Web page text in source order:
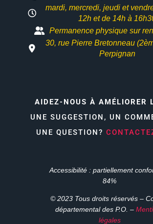
mardi, mercredi, jeudi et
12h etde 14h à
Permanence physique sur
30, rue Pierre Bretonneau
Perpignan
AIDEZ-NOUS À AMÉLIORER
UNE SUGGESTION, UN
UNE QUESTION?
Accessibilité : partiellement
84%
© 2023 Tous droits réservés –
départemental des P.O. –
légales